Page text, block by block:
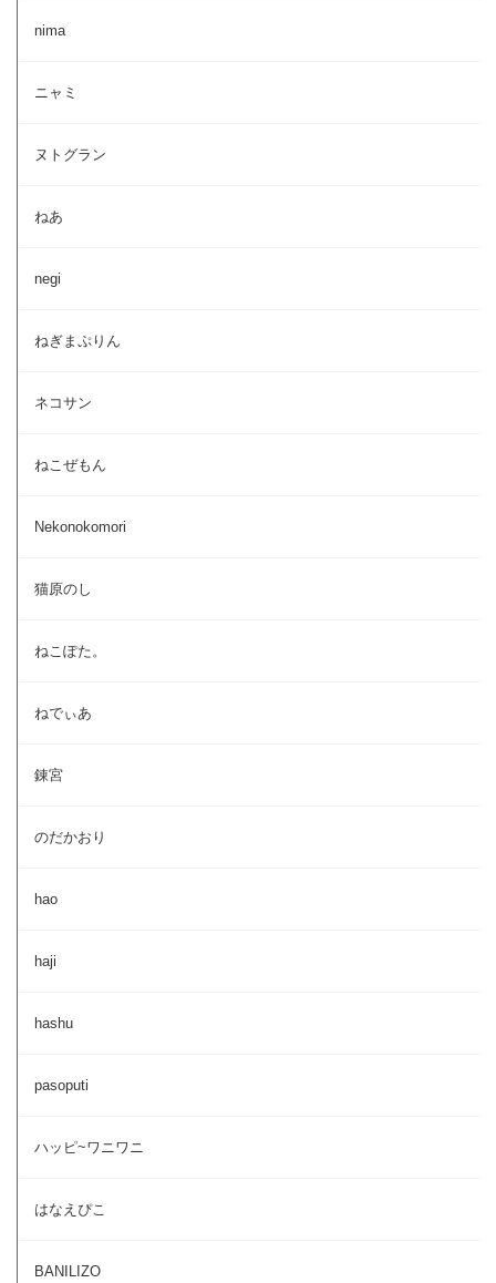
nima
ニャミ
ヌトグラン
ねあ
negi
ねぎまぷりん
ネコサン
ねこぜもん
Nekonokomori
猫原のし
ねこぽた。
ねでぃあ
錬宮
のだかおり
hao
haji
hashu
pasoputi
ハッピ~ワニワニ
はなえぴこ
BANILIZO